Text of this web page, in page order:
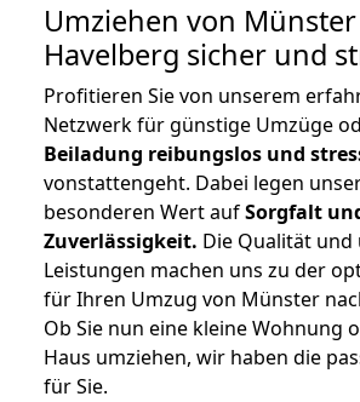
Umziehen von
Havelberg sicher und
Profitieren Sie von unserem
Netzwerk für günstige Umzüge
Beiladung reibungslos und
vonstattengeht. Dabei legen
besonderen Wert aufSorgfalt
Zuverlässigkeit. Die Qualität
Leistungen machen uns zu der
für Ihren Umzug von Münster
Ob Sie nun eine kleine Wohnung
Haus umziehen, wir haben die
für Sie.